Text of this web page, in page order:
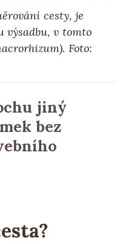
cesty, je
výsadbu, v tomto
Foto:
jiný
bez